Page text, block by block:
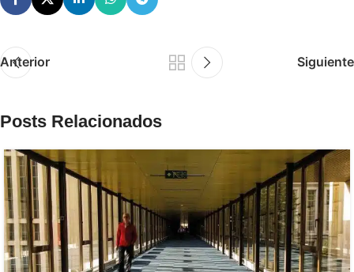
Anterior Siguiente
Posts Relacionados